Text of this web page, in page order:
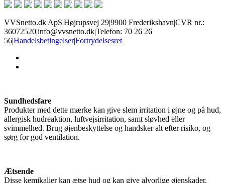
VVSnetto.dk ApS|Højrupsvej 29|9900 Frederikshavn|CVR nr.:
36072520|info@vvsnetto.dk|Telefon: 70 26 26
56|Handelsbetingelser|Fortrydelsesret
Sundhedsfare
Produkter med dette mærke kan give slem irritation i øjne og på hud,
allergisk hudreaktion, luftvejsirritation, samt sløvhed eller
svimmelhed. Brug øjenbeskyttelse og handsker alt efter risiko, og
sørg for god ventilation.
Ætsende
Disse kemikalier kan ætse hud og kan give alvorlige øjenskader.